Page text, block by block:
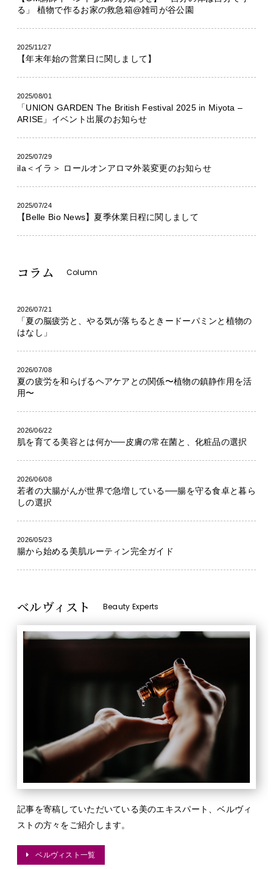
る」 植物で作るお家の救急箱@雑司が谷公園
2025/11/27
【年末年始の営業日に関しまして】
2025/08/01
「UNION GARDEN The British Festival 2025 in Miyota –
ARISE」イベント出展のお知らせ
2025/07/29
ila＜イラ＞ ロールオンアロマ外装変更のお知らせ
2025/07/24
【Belle Bio News】夏季休業日程に関しまして
コラム Column
2026/07/21
「夏の脳疲労と、やる気が落ちるときードーパミンと植物の
はなし」
2026/07/08
夏の疲労を和らげるヘアケアとの関係〜植物の鎮静作用を活
用〜
2026/06/22
肌を育てる美容とは何か──皮膚の常在菌と、化粧品の選択
2026/06/08
若者の大腸がんが世界で急増している──腸を守る食卓と暮ら
しの選択
2026/05/23
腸から始める美肌ルーティン完全ガイド
ベルヴィスト Beauty Experts
記事を寄稿していただいている美のエキスパート、ベルヴィ
ストの方々をご紹介します。
ベルヴィスト一覧